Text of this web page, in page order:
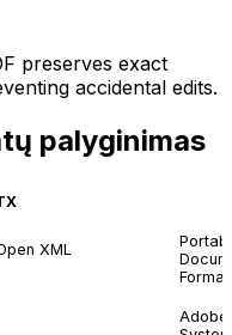
preserves exact
accidental edits.
palyginimas
XML
Format
Adobe